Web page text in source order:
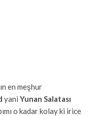
en meşhur
yani Yunan Salatası
o kadar kolay ki irice